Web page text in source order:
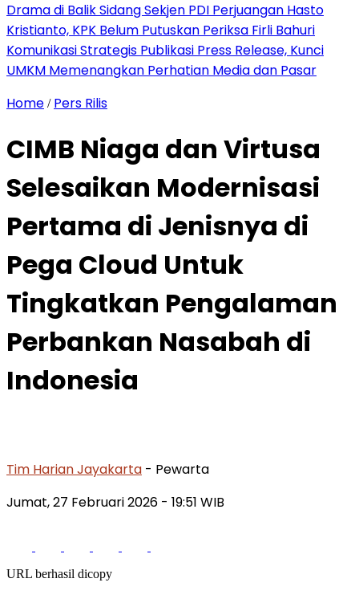
Drama di Balik Sidang Sekjen PDI Perjuangan Hasto
Kristianto, KPK Belum Putuskan Periksa Firli Bahuri
Komunikasi Strategis Publikasi Press Release, Kunci
UMKM Memenangkan Perhatian Media dan Pasar
Home / Pers Rilis
CIMB Niaga dan Virtusa
Selesaikan Modernisasi
Pertama di Jenisnya di
Pega Cloud Untuk
Tingkatkan Pengalaman
Perbankan Nasabah di
Indonesia
Tim Harian Jayakarta - Pewarta
Jumat, 27 Februari 2026 - 19:51 WIB
URL berhasil dicopy